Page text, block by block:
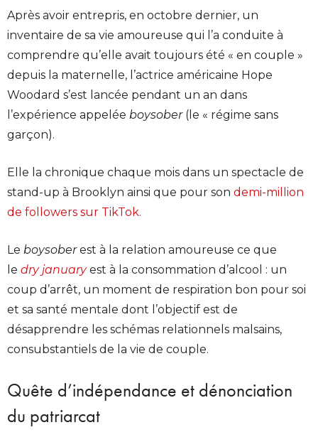
Après avoir entrepris, en octobre dernier, un
inventaire de sa vie amoureuse qui l’a conduite à
comprendre qu’elle avait toujours été « en couple »
depuis la maternelle, l’actrice américaine Hope
Woodard s’est lancée pendant un an dans
l’expérience appelée boysober(le « régime sans
garçon).
Elle la chronique chaque mois dans un spectacle de
stand-up à Brooklyn ainsi que pour son demi-million
de followers sur TikTok.
Le boysoberest à la relation amoureuse ce que
le dry januaryest à la consommation d’alcool : un
coup d’arrêt, un moment de respiration bon pour soi
et sa santé mentale dont l’objectif est de
désapprendre les schémas relationnels malsains,
consubstantiels de la vie de couple.
Quête d’indépendance et dénonciation
du patriarcat